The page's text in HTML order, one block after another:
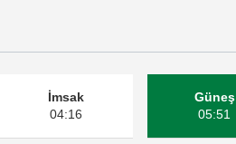
İmsak
04:16
Güneş
05:51